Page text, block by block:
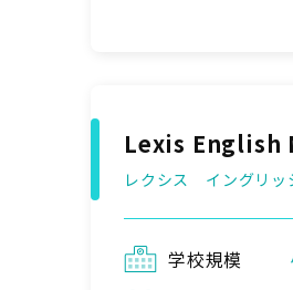
Lexis English
レクシス イングリ
学校規模